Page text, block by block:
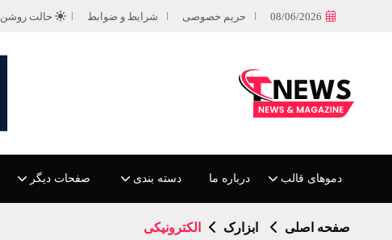
08/06/2026 حریم خصوصی شرایط و ضوابط حالت روشن
دموهای قالب درباره ما دسته بندی صفحات دیگر
صفحه اصلی ابزارک الکترونیکی